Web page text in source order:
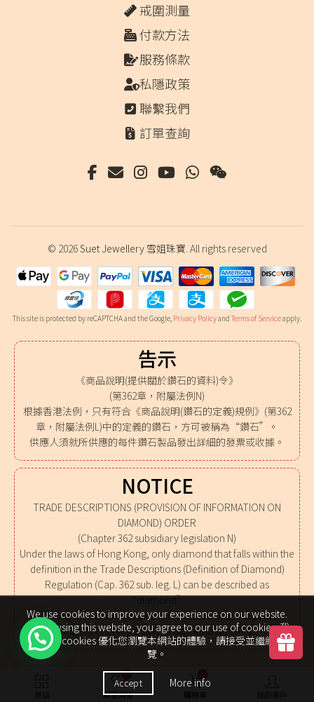
戒圍測量
付款方法
服務條款
私隱政策
聯繫我們
訂單查詢
© 2026Suet Jewellery 雪姐珠寶. All rights reserved
This site is protected by reCAPTCHA and the Google, Privacy Policyand Terms of Serviceapply.
告示
《商品說明(提供關於鑽石的資料)令》
(第362章，附屬法例N)
根據香港法例，只有符合《商品說明(鑽石的定義)規例》(第362
章，附屬法例L)中的定義的鑽石，方可被稱為“鑽石”。
供應人須就所供應的每件鑽石製品發出詳細的發票或收據。
NOTICE
TRADE DESCRIPTIONS (PROVISION OF INFORMATION ON
DIAMOND) ORDER
(Chapter 362 subsidiary legislation N)
Under the laws of Hong Kong, only diamond that falls within the
definition in the Trade Descriptions (Definition of Diamond)
Regulation (Cap. 362 sub. leg. L) can be described as
“diamond”.
A detailed invoice or receipt shall be issued by the supplier in
respect of every article of diamond supplied.
0
願望清單
We use cookies to improve your experience on our website.
By browsing this website, you agree to our use of cookies. 我
們使用 cookies 優化您瀏覽本網站的體驗，請接受並繼續瀏
覽。
Accept More info